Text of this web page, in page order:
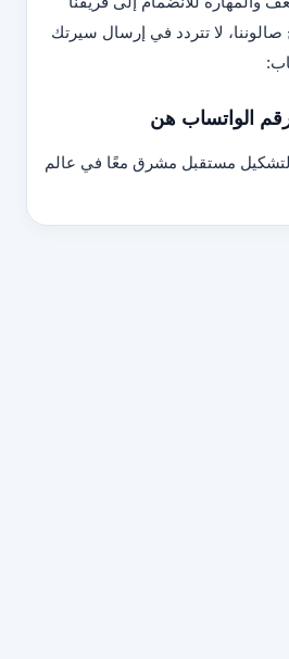
لا تتردد في إرسال سيرتك
لتشكيل مستقبل مشرق معًا في عالم